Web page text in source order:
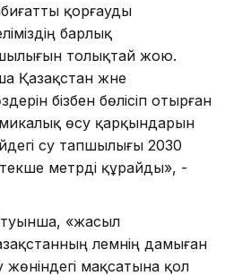
қорғауды
барлық
толықтай жою.
Қазақстан және
бізбен бөлісіп отырған
өсу қарқындарын
су тапшылығы 2030
метрді құрайды», -
«жасыл
әлемнің дамыған
жөніндегі мақсатына қол